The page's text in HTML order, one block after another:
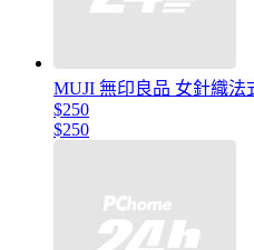
MUJI 無印良品 女針織法
$250
$250